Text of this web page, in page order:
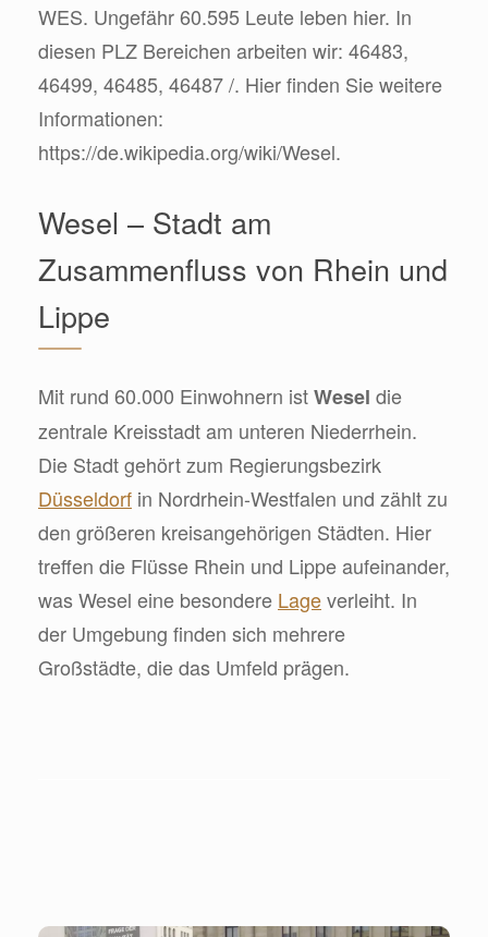
WES. Ungefähr 60.595 Leute leben hier. In
diesen PLZ Bereichen arbeiten wir: 46483,
46499, 46485, 46487 /. Hier finden Sie weitere
Informationen:
https://de.wikipedia.org/wiki/Wesel.
Wesel – Stadt am
Zusammenfluss von Rhein und
Lippe
Mit rund 60.000 Einwohnern istWesel die
zentrale Kreisstadt am unteren Niederrhein.
Die Stadt gehört zum Regierungsbezirk
Düsseldorf in Nordrhein-Westfalen und zählt zu
den größeren kreisangehörigen Städten. Hier
treffen die Flüsse Rhein und Lippe aufeinander,
was Wesel eine besondere Lageverleiht. In
der Umgebung finden sich mehrere
Großstädte, die das Umfeld prägen.